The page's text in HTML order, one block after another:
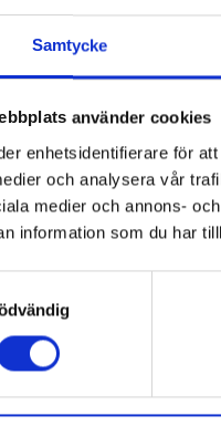
Samtycke
använder cookies
enhetsidentifierare för
och analysera vår
medier och annons-
information som du har